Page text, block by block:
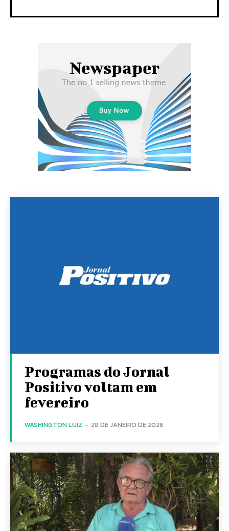
Programas do Jornal
Positivo voltam em
fevereiro
WASHINGTON LUIZ - 28 DE JANEIRO DE 2026